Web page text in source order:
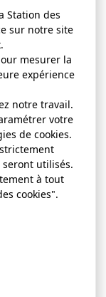
Station des
sur notre site
mesurer la
expérience
notre travail.
votre
de cookies.
utilisés.
à tout
cookies".